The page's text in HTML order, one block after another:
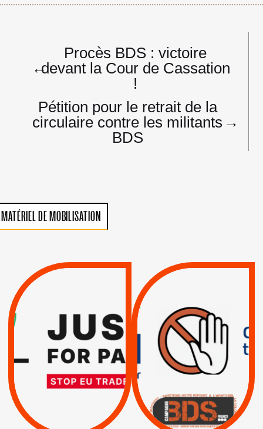
Navigation
l’article
←
Procès BDS : victoire
devant la Cour de Cassation
!
Pétition pour le retrait de la
circulaire contre les militants
BDS
→
MATÉRIEL DE MOBILISATION
VIOLATIONS DES
SUSPENSION
TOTALE DE
L’ACCORD
D’ASSOCIATION UE-
ISRAËL
| Actus Pétitions
RESPECT DU DROIT
INTERNATIONAL ?
TRUMP, MACRON :
MÊME COMBAT
| Actus |
| Boycott militaire |
Lettres d'interpellation